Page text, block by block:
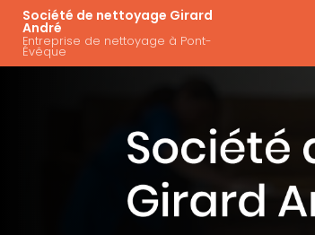
Aller
contenu
principal
Société de nettoyage Girard
André
Entreprise de nettoyage à Pont-
Évêque